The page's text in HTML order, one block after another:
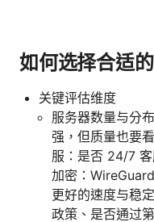
如何选择合适
关键评估维度
服务器数量与分
强，但质量也要
服：是否 24/7
加密：
更好的速度与稳
政策、是否通过